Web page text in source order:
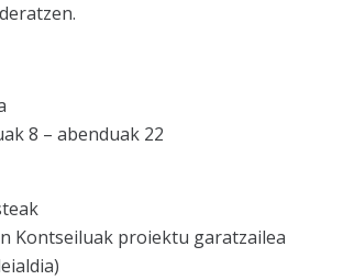
8 – abenduak 22
Kontseiluak proiektu garatzailea